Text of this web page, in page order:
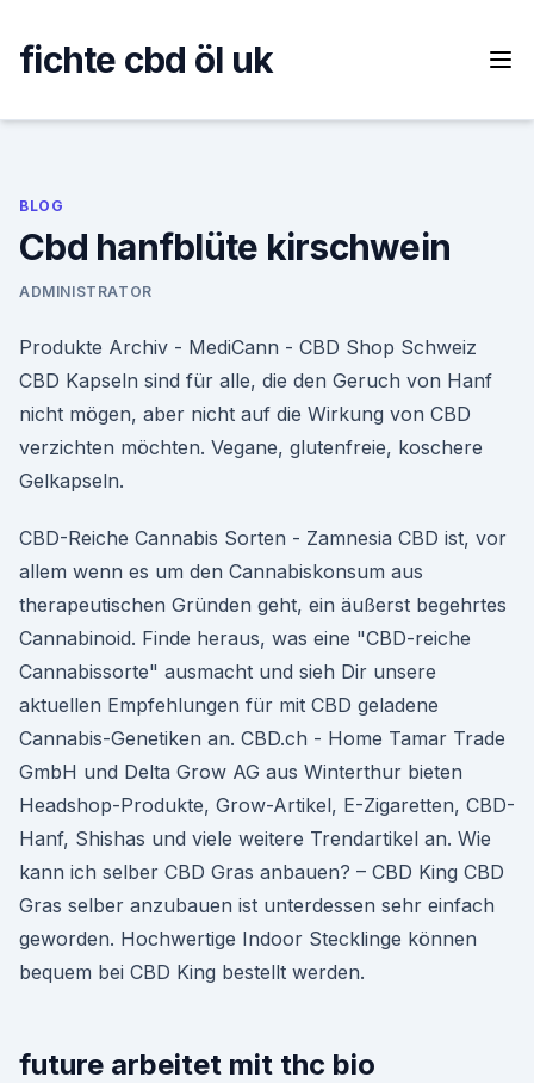
content
fichte cbd öl uk
BLOG
Cbd hanfblüte kirschwein
ADMINISTRATOR
Produkte Archiv - MediCann - CBD Shop Schweiz
CBD Kapseln sind für alle, die den Geruch von Hanf
nicht mögen, aber nicht auf die Wirkung von CBD
verzichten möchten. Vegane, glutenfreie, koschere
Gelkapseln.
CBD-Reiche Cannabis Sorten - Zamnesia CBD ist, vor
allem wenn es um den Cannabiskonsum aus
therapeutischen Gründen geht, ein äußerst begehrtes
Cannabinoid. Finde heraus, was eine "CBD-reiche
Cannabissorte" ausmacht und sieh Dir unsere
aktuellen Empfehlungen für mit CBD geladene
Cannabis-Genetiken an. CBD.ch - Home Tamar Trade
GmbH und Delta Grow AG aus Winterthur bieten
Headshop-Produkte, Grow-Artikel, E-Zigaretten, CBD-
Hanf, Shishas und viele weitere Trendartikel an. Wie
kann ich selber CBD Gras anbauen? – CBD King CBD
Gras selber anzubauen ist unterdessen sehr einfach
geworden. Hochwertige Indoor Stecklinge können
bequem bei CBD King bestellt werden.
future arbeitet mit thc bio